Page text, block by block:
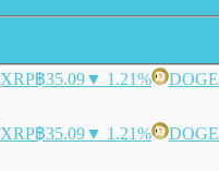
XRP฿35.09▼ 1.21% DOGE
XRP฿35.09▼ 1.21% DOGE